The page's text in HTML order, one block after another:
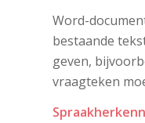
Word-
bestaande
geven,
vraagteken